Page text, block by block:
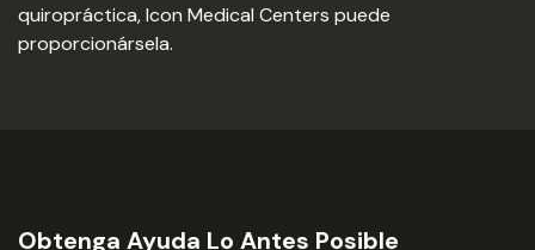
quiropráctica, Icon Medical Centers puede
proporcionársela.
Obtenga Ayuda Lo Antes Posible